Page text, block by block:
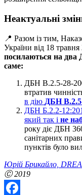
Неактуальні
📍 Разом із тим,
України від 18
посилаються на два
саме:
ДБН В.2.5-28-
втратив
в дію ДБН
ДБН Б.2.2-
який так і не
року діє ДБН
санітарних
пунктів було
Юрій Брикайло,
Ⓒ2019